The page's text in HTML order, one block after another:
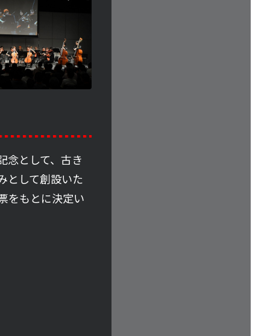
念として、古き
として創設いた
をもとに決定い